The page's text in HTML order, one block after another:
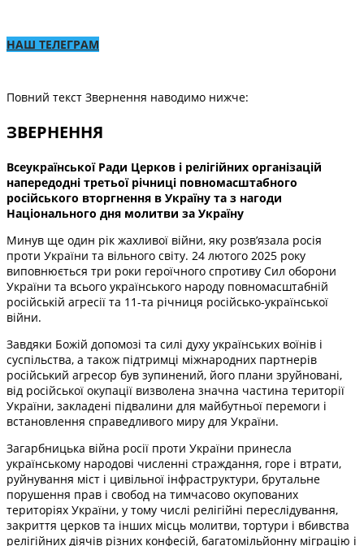
НАШ ТЕЛЕГРАМ
Повний текст Звернення наводимо нижче:
ЗВЕРНЕННЯ
Всеукраїнської Ради Церков і релігійних організацій
напередодні третьої річниці повномасштабного
російського вторгнення в Україну та з нагоди
Національного дня молитви за Україну
Минув ще один рік жахливої війни, яку розв’язала росія
проти України та вільного світу. 24 лютого 2025 року
виповнюється три роки героїчного спротиву Сил оборони
України та всього українського народу повномасштабній
російській агресії та 11-та річниця російсько-української
війни.
Завдяки Божій допомозі та силі духу українських воїнів і
суспільства, а також підтримці міжнародних партнерів
російський агресор був зупинений, його плани зруйновані,
від російської окупації визволена значна частина території
України, закладені підвалини для майбутньої перемоги і
встановлення справедливого миру для України.
Загарбницька війна росії проти України принесла
українському народові численні страждання, горе і втрати,
руйнування міст і цивільної інфраструктури, брутальне
порушення прав і свобод на тимчасово окупованих
територіях України, у тому числі релігійні переслідування,
закриття церков та інших місць молитви, тортури і вбивства
релігійних діячів різних конфесій, багатомільйонну міграцію і